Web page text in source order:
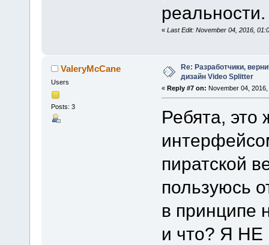
реальности.
« Last Edit: November 04, 2016,
ValeryMcCane
Users
Posts: 3
Re: Разработчики,
дизайн Video Splitter
« Reply #7 on: November 04, 2016,
Ребята, это
пиратской
пользуюсь
в принципе
и что? Я